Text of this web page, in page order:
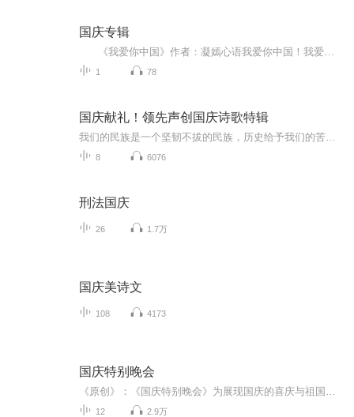
国庆专辑
1 78
国庆献礼！领先声创国庆诗歌特辑
8 6076
刑法国庆
26 1.7万
国庆美诗文
108 4173
国庆特别晚会
12 2.9万